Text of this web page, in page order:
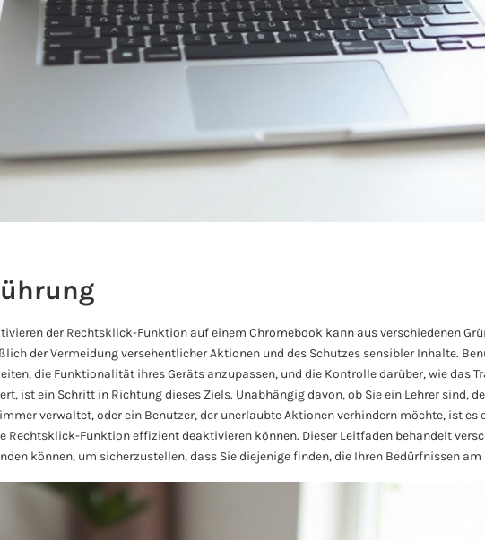
der Rechtsklick-Funktion auf einem Chromebook kann aus verschiedenen
der Vermeidung versehentlicher Aktionen und des Schutzes sensibler Inhalte.
die Funktionalität ihres Geräts anzupassen, und die Kontrolle darüber, wie das
ist ein Schritt in Richtung dieses Ziels. Unabhängig davon, ob Sie ein Lehrer sind,
verwaltet, oder ein Benutzer, der unerlaubte Aktionen verhindern möchte, ist es
Rechtsklick-Funktion effizient deaktivieren können. Dieser Leitfaden behandelt
können, um sicherzustellen, dass Sie diejenige finden, die Ihren Bedürfnissen